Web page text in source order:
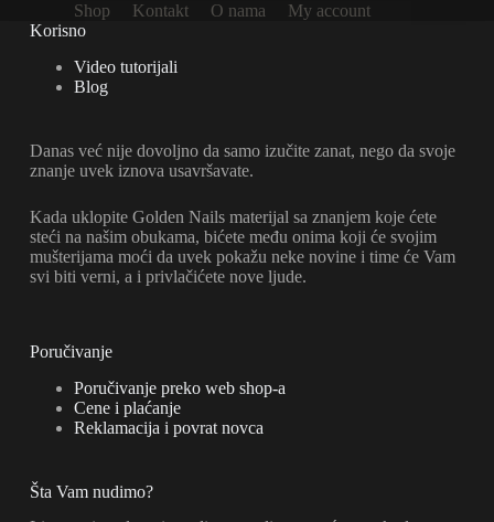
Shop Kontakt O nama
My account
Korisno
Video tutorijali
Blog
Danas već nije dovoljno da samo izučite zanat, nego da svoje
znanje uvek iznova usavršavate.
Kada uklopite Golden Nails materijal sa znanjem koje ćete
steći na našim obukama, bićete među onima koji će svojim
mušterijama moći da uvek pokažu neke novine i time će Vam
svi biti verni, a i privlačićete nove ljude.
Poručivanje
Poručivanje preko web shop-a
Cene i plaćanje
Reklamacija i povrat novca
Šta Vam nudimo?